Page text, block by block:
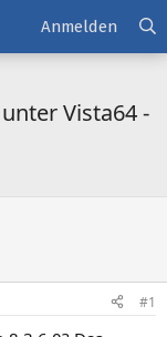
Anmelden
Vista64 -
#1